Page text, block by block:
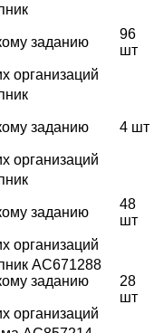
заданию
организаций
96
шт
заданию
организаций
4 шт
заданию
организаций
48
шт
АС671288
заданию
организаций
28
шт